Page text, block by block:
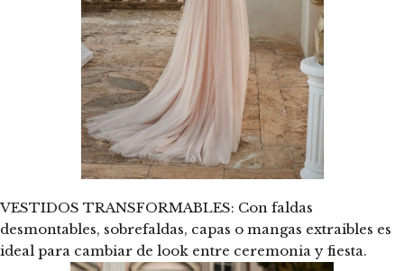
VESTIDOS TRANSFORMABLES: Con faldas
desmontables, sobrefaldas, capas o mangas extraibles es
ideal para cambiar de look entre ceremonia y fiesta.